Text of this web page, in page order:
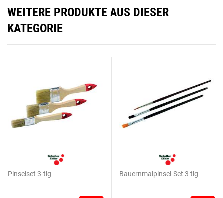
WEITERE PRODUKTE AUS DIESER
KATEGORIE
Pinselset 3-tlg Bauernmalpinsel-Set 3 tlg